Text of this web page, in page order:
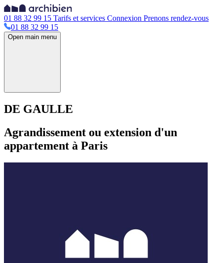
01 88 32 99 15 Tarifs et services Connexion Prenons rendez-vous
01 88 32 99 15
Open main menu
DE GAULLE
Agrandissement ou extension d'un
appartement à Paris